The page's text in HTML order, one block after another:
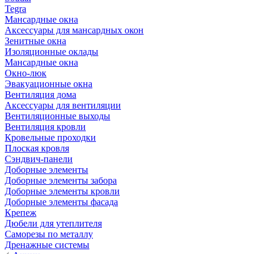
Tegra
Мансардные окна
Аксессуары для мансардных окон
Зенитные окна
Изоляционные оклады
Мансардные окна
Окно-люк
Эвакуационные окна
Вентиляция дома
Аксессуары для вентиляции
Вентиляционные выходы
Вентиляция кровли
Кровельные проходки
Плоская кровля
Сэндвич-панели
Доборные элементы
Доборные элементы забора
Доборные элементы кровли
Доборные элементы фасада
Крепеж
Дюбели для утеплителя
Саморезы по металлу
Дренажные системы